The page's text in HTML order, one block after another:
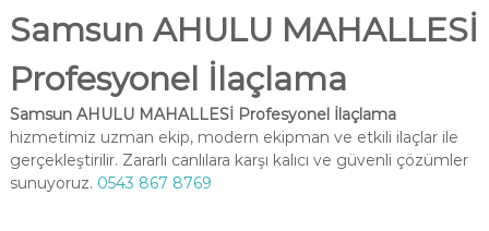
Samsun AHULU MAHALLESİ
Profesyonel İlaçlama
Samsun AHULU MAHALLESİ Profesyonel İlaçlama
hizmetimiz uzman ekip, modern ekipman ve etkili ilaçlar ile
gerçekleştirilir. Zararlı canlılara karşı kalıcı ve güvenli çözümler
sunuyoruz. 0543 867 8769